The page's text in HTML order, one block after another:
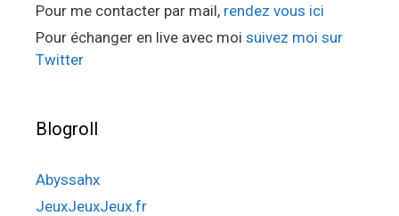
Pour me contacter par mail, rendez vous ici
Pour échanger en live avec moi suivez moi sur
Twitter
Blogroll
Abyssahx
JeuxJeuxJeux.fr